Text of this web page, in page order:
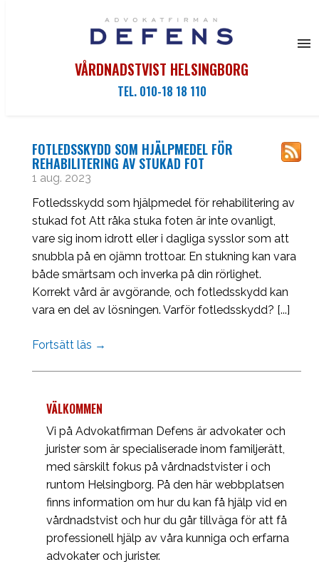
VÅRDNADSTVIST HELSINGBORG
TEL. 010-18 18 110
Familjerätt
Om oss
Kontakta oss
FOTLEDSSKYDD SOM HJÄLPMEDEL FÖR
REHABILITERING AV STUKAD FOT
1 aug. 2023
Fotledsskydd som hjälpmedel för rehabilitering av
stukad fot Att råka stuka foten är inte ovanligt,
vare sig inom idrott eller i dagliga sysslor som att
snubbla på en ojämn trottoar. En stukning kan vara
både smärtsam och inverka på din rörlighet.
Korrekt vård är avgörande, och fotledsskydd kan
vara en del av lösningen. Varför fotledsskydd? [...]
Fortsätt läs →
VÄLKOMMEN
Vi på Advokatfirman Defens är advokater och
jurister som är specialiserade inom familjerätt,
med särskilt fokus på vårdnadstvister i och
runtom Helsingborg. På den här webbplatsen
finns information om hur du kan få hjälp vid en
vårdnadstvist och hur du går tillväga för att få
professionell hjälp av våra kunniga och erfarna
advokater och jurister.